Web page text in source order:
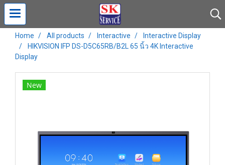
Home All products Interactive
Interactive Display
HIKVISION IFP DS-D5C65RB/B2L 65 นิ้ว 4K Interactive
Display
New